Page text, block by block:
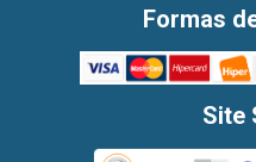
Formas
Site